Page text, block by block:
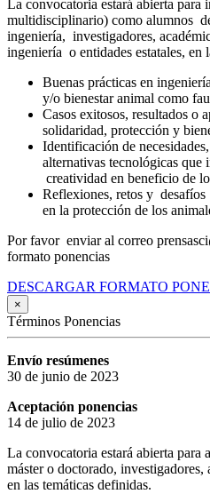
La convocatoria estará abierta
multidisciplinario) como alumnos
ingeniería, investigadores,
ingeniería o entidades estatales, en
Buenas prácticas en
y/o bienestar animal como
Casos exitosos, resultados o
solidaridad, protección y
Identificación de
alternativas tecnológicas que
creatividad en beneficio de
Reflexiones, retos y desafíos
en la protección de los
Por favor enviar al correo
formato ponencias
DESCARGAR FORMATO
×
Términos Ponencias
Envío resúmenes
30 de junio de 2023
Aceptación ponencias
14 de julio de 2023
La convocatoria estará abierta para
máster o doctorado, investigadores,
en las temáticas definidas.